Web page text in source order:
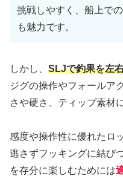
挑戦しやすく、船上で
も魅力です。
しかし、 SLJで釣果を左
ジグの操作やフォールア
さや硬さ、ティップ素材
感度や操作性に優れたロ
逃さずフッキングに結び
を存分に楽しむためには